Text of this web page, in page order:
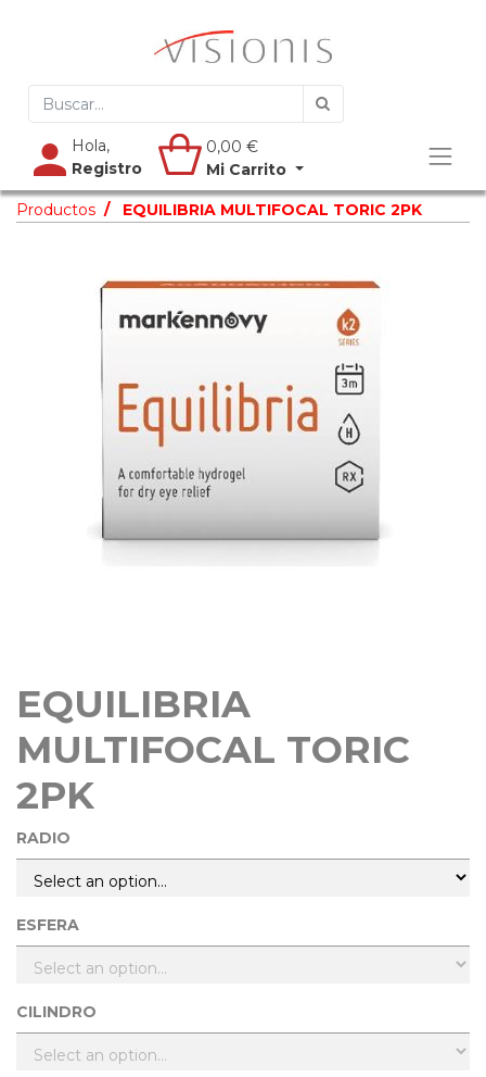
Hola,
Registro
0,00 €
Mi Carrito
Productos EQUILIBRIA MULTIFOCAL TORIC 2PK
EQUILIBRIA
MULTIFOCAL TORIC
2PK
RADIO
ESFERA
CILINDRO